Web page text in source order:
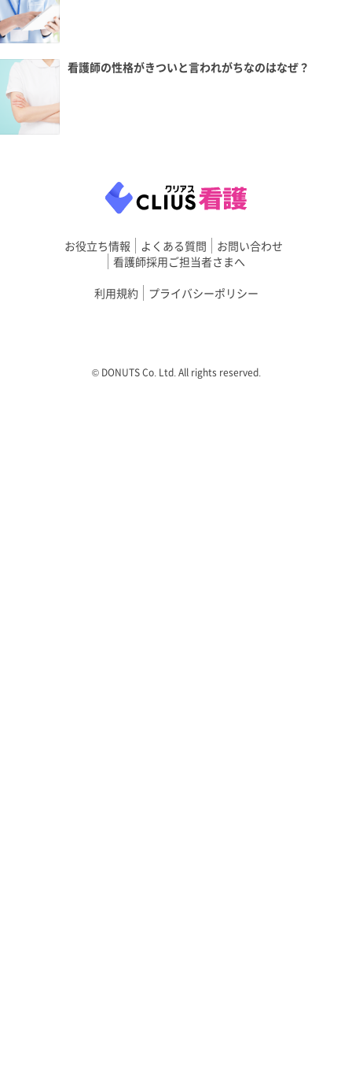
看護師の性格がきついと言われがちなのはなぜ？
お役立ち情報 よくある質問
お問い合わせ
看護師採用ご担当者さまへ
利用規約
プライバシーポリシー
©︎ DONUTS Co. Ltd. All rights reserved.